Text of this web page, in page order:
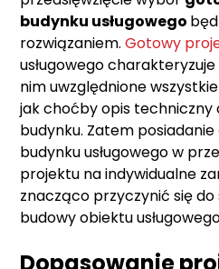
budynku usługowego
rozwiązaniem.Gotowy
usługowego charakteryzuje
nim uwzględnione
jak choćby opis
budynku. Zatem posiadanie
budynku usługowego w
projektu na indywidualne
znacząco przyczynić się
budowy obiektu
Dopasowanie